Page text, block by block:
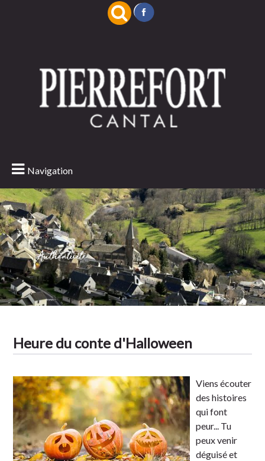
Navigation
Authenticité
Heure du conte d'Halloween
Viens écouter
des histoires
qui font
peur... Tu
peux venir
déguisé et